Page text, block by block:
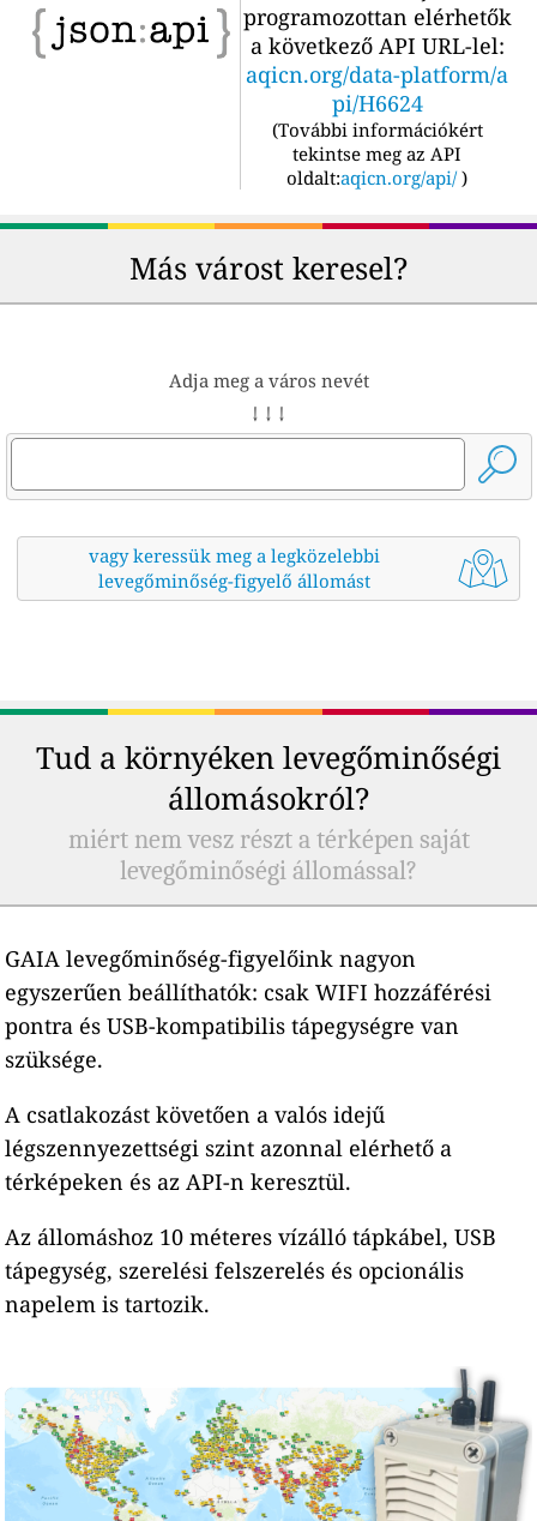
programozottan elérhetők
a következő API URL-lel:
aqicn.org/data-platform/a
pi/H6624
(További információkért
tekintse meg az API
oldalt:aqicn.org/api/ )
Más várost keresel?
Adja meg a város nevét
↓ ↓ ↓
vagy keressük meg a legközelebbi
levegőminőség-figyelő állomást
Tud a környéken levegőminőségi
állomásokról?
miért nem vesz részt a térképen saját
levegőminőségi állomással?
GAIA levegőminőség-figyelőink nagyon
egyszerűen beállíthatók: csak WIFI hozzáférési
pontra és USB-kompatibilis tápegységre van
szüksége.
A csatlakozást követően a valós idejű
légszennyezettségi szint azonnal elérhető a
térképeken és az API-n keresztül.
Az állomáshoz 10 méteres vízálló tápkábel, USB
tápegység, szerelési felszerelés és opcionális
napelem is tartozik.